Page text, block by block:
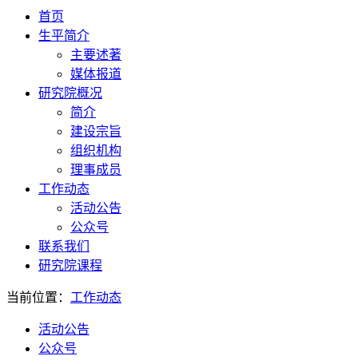
首页
生平简介
主要述著
媒体报道
研究院概况
简介
建设宗旨
组织机构
理事成员
工作动态
活动公告
公众号
联系我们
研究院课程
当前位置： 工作动态
活动公告
公众号